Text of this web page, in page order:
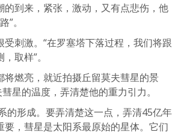
到来，紧张，激动，又有点悲伤，他
。
刺激。“在罗塞塔下落过程，我们将跟
取样”。
燃亮，就近拍摄丘留莫夫彗星的景
星的温度，弄清楚他的重力引力。
的形成。要弄清楚这一点，弄清45亿年
，彗星是太阳系最原始的星体。它们